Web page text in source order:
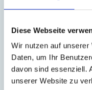
Diese Webseite
Wir nutzen auf unserer
Daten, um Ihr
davon sind essenziell.
unserer Website zu